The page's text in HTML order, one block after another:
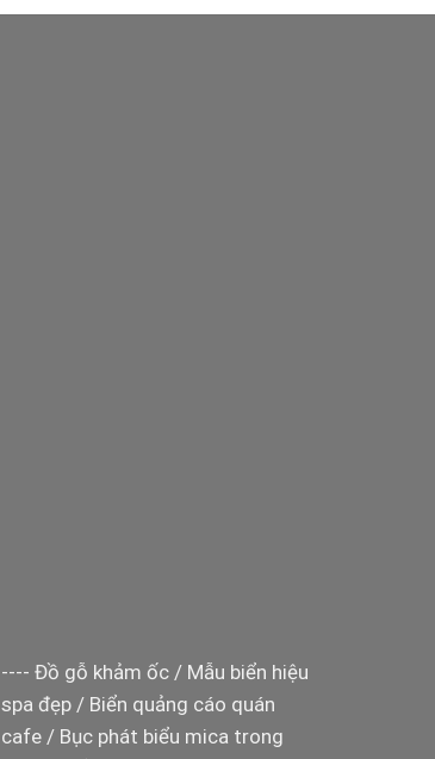
---- Đồ gỗ khảm ốc/ Mẫu biển hiệu
spa đẹp/ Biển quảng cáo quán
cafe/ Bục phát biểu mica trong